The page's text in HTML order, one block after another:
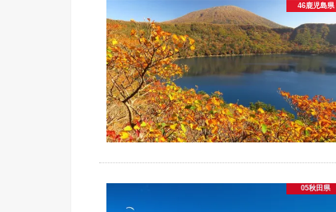
46鹿児島県
05秋田県